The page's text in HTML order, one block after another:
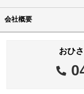
会社概要
おひ